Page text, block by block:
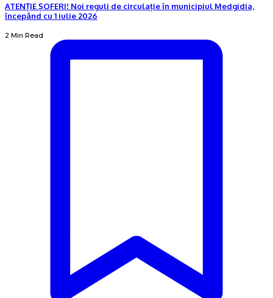
ATENȚIE ȘOFERI! Noi reguli de circulație în municipiul Medgidia,
începând cu 1 iulie 2026
2 Min Read